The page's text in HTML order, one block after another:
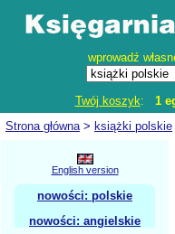
wprowadź
Twój koszyk: 1
Strona główna> książki polskie
English version
nowości: polskie
nowości: angielskie